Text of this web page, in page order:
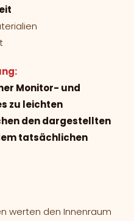
Monitor- und
zu leichten
den dargestellten
tatsächlichen
werten den Innenraum